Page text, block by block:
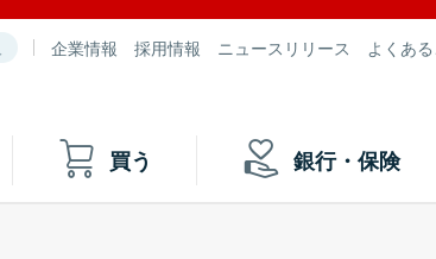
企業情報 採用情報 ニュースリリース よくあ
買う 銀行・保険